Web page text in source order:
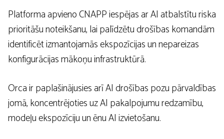
Platforma apvieno CNAPP iespējas ar AI atbalstītu riska
prioritāšu noteikšanu, lai palīdzētu drošības komandām
identificēt izmantojamās ekspozīcijas un nepareizas
konfigurācijas mākoņu infrastruktūrā.
Orca ir paplašinājusies arī AI drošības pozu pārvaldības
jomā, koncentrējoties uz AI pakalpojumu redzamību,
modeļu ekspozīciju un ēnu AI izvietošanu.